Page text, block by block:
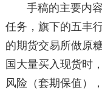
手稿的主要内
任务，旗下的五丰
的期货交易所做原
国大量买入现货时
风险（套期保值）